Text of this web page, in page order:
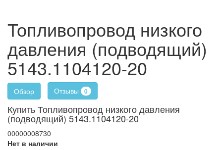
Топливопровод низкого
давления (подводящий)
5143.1104120-20
Обзор Отзывы 0
Купить Топливопровод низкого давления
(подводящий) 5143.1104120-20
00000008730
Нет в наличии